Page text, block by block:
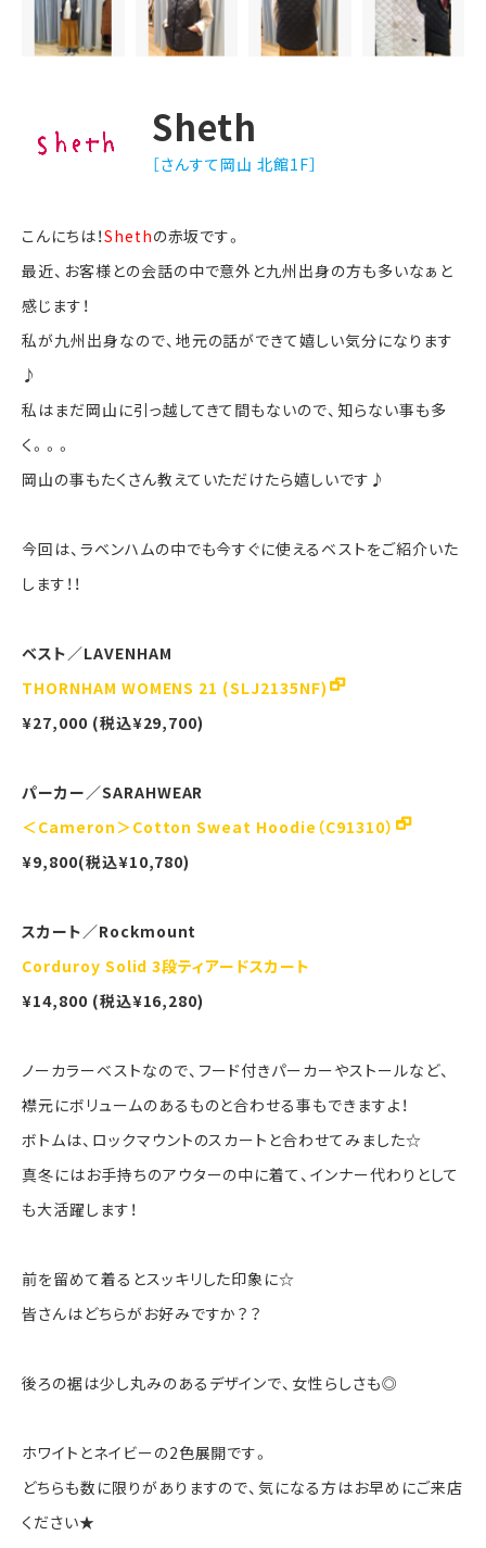
Sheth
［さんすて岡山 北館1F］
こんにちは！Shethの赤坂です。
最近、お客様との会話の中で意外と九州出身の方も多いなぁと
感じます！
私が九州出身なので、地元の話ができて嬉しい気分になります
♪
私はまだ岡山に引っ越してきて間もないので、知らない事も多
く。。。
岡山の事もたくさん教えていただけたら嬉しいです♪
今回は、ラベンハムの中でも今すぐに使えるベストをご紹介いた
します！！
ベスト／LAVENHAM
THORNHAM WOMENS 21 (SLJ2135NF)
¥27,000 (税込¥29,700)
パーカー／SARAHWEAR
＜Cameron＞Cotton Sweat Hoodie（C91310）
¥9,800(税込¥10,780)
スカート／Rockmount
Corduroy Solid 3段ティアードスカート
¥14,800 (税込¥16,280)
ノーカラーベストなので、フード付きパーカーやストールなど、
襟元にボリュームのあるものと合わせる事もできますよ！
ボトムは、ロックマウントのスカートと合わせてみました☆
真冬にはお手持ちのアウターの中に着て、インナー代わりとして
も大活躍します！
前を留めて着るとスッキリした印象に☆
皆さんはどちらがお好みですか？？
後ろの裾は少し丸みのあるデザインで、女性らしさも◎
ホワイトとネイビーの2色展開です。
どちらも数に限りがありますので、気になる方はお早めにご来店
ください★